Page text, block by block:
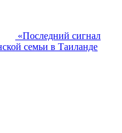
«Последний сигнал
семьи в Таиланде